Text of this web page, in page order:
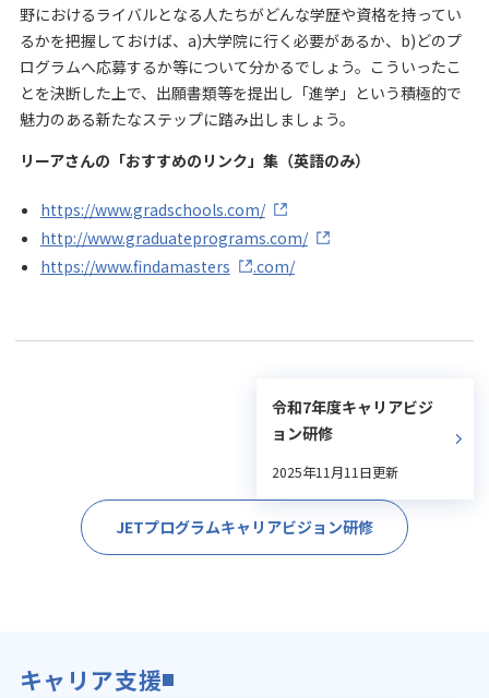
野におけるライバルとなる人たちがどんな学歴や資格を持ってい
るかを把握しておけば、a)大学院に行く必要があるか、b)どのプ
ログラムへ応募するか等について分かるでしょう。こういったこ
とを決断した上で、出願書類等を提出し「進学」という積極的で
魅力のある新たなステップに踏み出しましょう。
リーアさんの「おすすめのリンク」集（英語のみ）
https://www.gradschools.com/
http://www.graduateprograms.com/
https://www.findamasters .com/
JETプログラムキャリアビジョン研修
令和7年度キャリアビジ
ョン研修
2025年11月11日更新
キャリア支援